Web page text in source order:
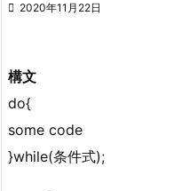
 2020年11月22日
構文
do{
some code
}while(条件式);